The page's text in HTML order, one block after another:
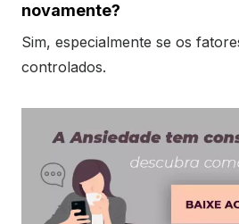
novamente?
Sim, especialmente se os
controlados.